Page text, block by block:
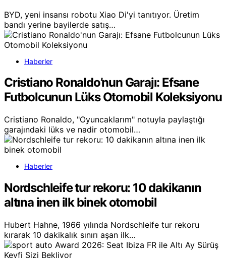
BYD, yeni insansı robotu Xiao Di'yi tanıtıyor. Üretim
bandı yerine bayilerde satış…
Haberler
Cristiano Ronaldo’nun Garajı: Efsane
Futbolcunun Lüks Otomobil Koleksiyonu
Cristiano Ronaldo, "Oyuncaklarım" notuyla paylaştığı
garajındaki lüks ve nadir otomobil…
Haberler
Nordschleife tur rekoru: 10 dakikanın
altına inen ilk binek otomobil
Hubert Hahne, 1966 yılında Nordschleife tur rekoru
kırarak 10 dakikalık sınırı aşan ilk…